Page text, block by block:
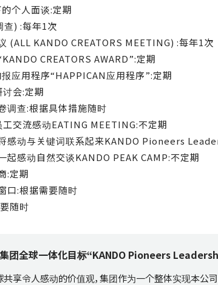
个人面谈:定期
查) :每年1次
(ALL KANDO CREATORS MEETING) :每年1次
CREATORS AWARD”:定期
报应用程序“HAPPICAN应用程序”:定期
讨会:定期
调查:根据具体措施随时
工交流感动EATING MEETING:不定期
将感动与关键词联系起来KANDO Pioneers
起感动自然交谈KANDO PEAK CAMP:不定期
:定期
口:根据需要随时
随时
团全球一体化目标“KANDO Pioneers
享令人感动的价值观，集团作为一个整体实现本公